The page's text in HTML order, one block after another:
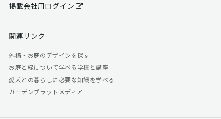
掲載会社用ログイン
関連リンク
外構・お庭のデザインを探す
お庭と緑について学べる学校と講座
愛犬との暮らしに必要な知識を学べる
ガーデンプラットメディア